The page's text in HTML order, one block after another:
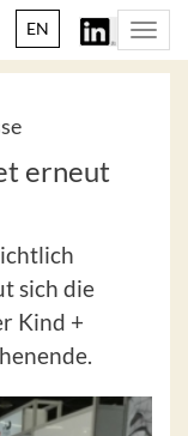
EN
erneut
sich die
Kind +